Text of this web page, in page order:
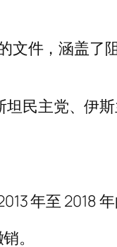
文件，涵盖了
民主党、伊
年至 2018 年
。